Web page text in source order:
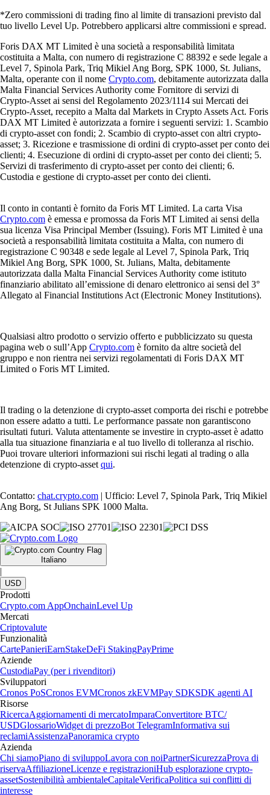
*Zero commissioni di trading fino al limite di transazioni previsto dal
tuo livello Level Up. Potrebbero applicarsi altre commissioni e spread.
Foris DAX MT Limited è una società a responsabilità limitata
costituita a Malta, con numero di registrazione C 88392 e sede legale a
Level 7, Spinola Park, Triq Mikiel Ang Borg, SPK 1000, St. Julians,
Malta, operante con il nome Crypto.com, debitamente autorizzata dalla
Malta Financial Services Authority come Fornitore di servizi di
Crypto-Asset ai sensi del Regolamento 2023/1114 sui Mercati dei
Crypto-Asset, recepito a Malta dal Markets in Crypto Assets Act. Foris
DAX MT Limited è autorizzata a fornire i seguenti servizi: 1. Scambio
di crypto-asset con fondi; 2. Scambio di crypto-asset con altri crypto-
asset; 3. Ricezione e trasmissione di ordini di crypto-asset per conto dei
clienti; 4. Esecuzione di ordini di crypto-asset per conto dei clienti; 5.
Servizi di trasferimento di crypto-asset per conto dei clienti; 6.
Custodia e gestione di crypto-asset per conto dei clienti.
Il conto in contanti è fornito da Foris MT Limited. La carta Visa
Crypto.com è emessa e promossa da Foris MT Limited ai sensi della
sua licenza Visa Principal Member (Issuing). Foris MT Limited è una
società a responsabilità limitata costituita a Malta, con numero di
registrazione C 90348 e sede legale al Level 7, Spinola Park, Triq
Mikiel Ang Borg, SPK 1000, St. Julians, Malta, debitamente
autorizzata dalla Malta Financial Services Authority come istituto
finanziario abilitato all’emissione di denaro elettronico ai sensi del 3°
Allegato al Financial Institutions Act (Electronic Money Institutions).
Qualsiasi altro prodotto o servizio offerto e pubblicizzato su questa
pagina web o sull’App Crypto.com è fornito da altre società del
gruppo e non rientra nei servizi regolamentati di Foris DAX MT
Limited o Foris MT Limited.
Il trading o la detenzione di crypto-asset comporta dei rischi e potrebbe
non essere adatto a tutti. Le performance passate non garantiscono
risultati futuri. Valuta attentamente se investire in crypto-asset è adatto
alla tua situazione finanziaria e al tuo livello di tolleranza al rischio.
Puoi trovare ulteriori informazioni sui rischi legati al trading o alla
detenzione di crypto-asset qui.
Contatto: chat.crypto.com | Ufficio: Level 7, Spinola Park, Triq Mikiel
Ang Borg, St Julians SPK 1000 Malta.
Italiano
|
USD
Prodotti
Crypto.com AppOnchainLevel Up
Mercati
Criptovalute
Funzionalità
CartePanieriEarnStakeDeFi StakingPayPrime
Aziende
CustodiaPay (per i rivenditori)
Sviluppatori
Cronos PoSCronos EVMCronos zkEVMPay SDKSDK agenti AI
Risorse
RicercaAggiornamenti di mercatoImparaConvertitore BTC/
USDGlossarioWidget di prezzoBot TelegramInformativa sui
reclamiAssistenzaPanoramica crypto
Azienda
Chi siamoPiano di sviluppoLavora con noiPartnerSicurezzaProva di
riservaAffiliazioneLicenze e registrazioniHub esplorazione crypto-
assetSostenibilità ambientaleCapitaleVerificaPolitica sui conflitti di
interesse